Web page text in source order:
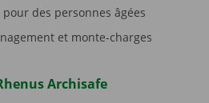
des personnes âgées
et monte-charges
Archisafe